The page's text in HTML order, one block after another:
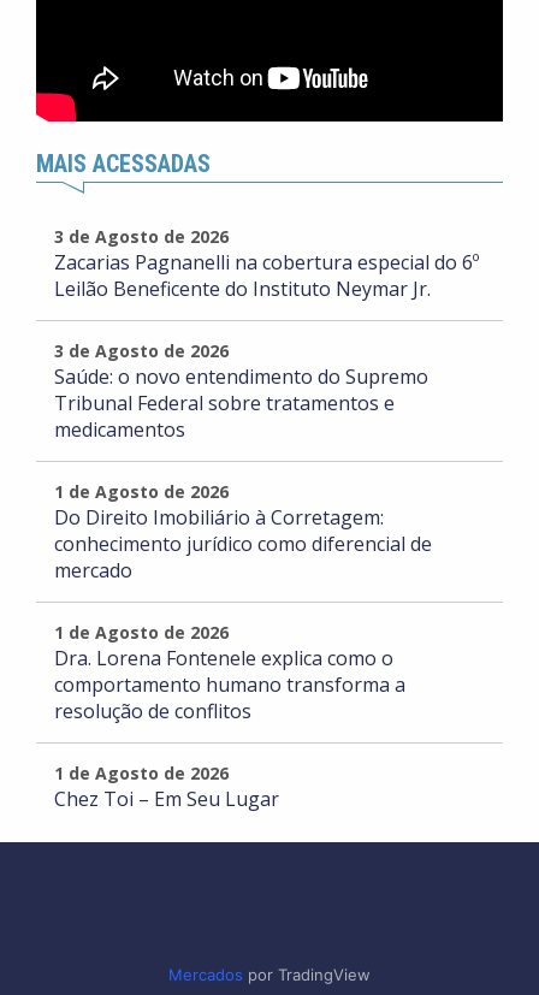
MAIS ACESSADAS
3 de Agosto de 2026
Zacarias Pagnanelli na cobertura especial do 6º
Leilão Beneficente do Instituto Neymar Jr.
3 de Agosto de 2026
Saúde: o novo entendimento do Supremo
Tribunal Federal sobre tratamentos e
medicamentos
1 de Agosto de 2026
Do Direito Imobiliário à Corretagem:
conhecimento jurídico como diferencial de
mercado
1 de Agosto de 2026
Dra. Lorena Fontenele explica como o
comportamento humano transforma a
resolução de conflitos
1 de Agosto de 2026
Chez Toi – Em Seu Lugar
Mercados por TradingView